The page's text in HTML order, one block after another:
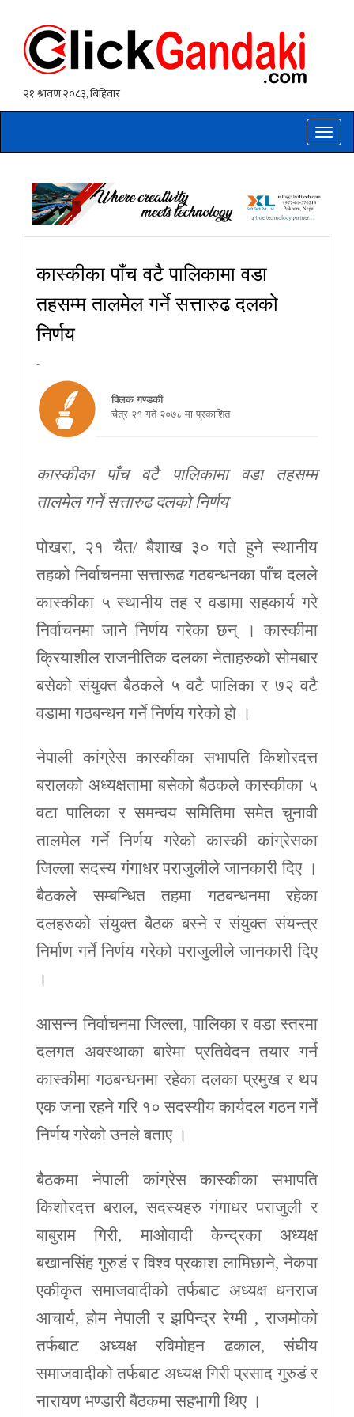
Toggle
कास्कीका पाँच वटै पालिकामा वडा
तहसम्म तालमेल गर्ने सत्तारुढ दलको
निर्णय
-
क्लिक गण्डकी
चैत्र २१ गते २०७८ मा प्रकाशित
कास्कीका पाँच वटै पालिकामा वडा तहसम्म
तालमेल गर्ने सत्तारुढ दलको निर्णय
पोखरा, २१ चैत/ बैशाख ३० गते हुने स्थानीय
तहको निर्वाचनमा सत्तारूढ गठबन्धनका पाँच दलले
कास्कीका ५ स्थानीय तह र वडामा सहकार्य गरे
निर्वाचनमा जाने निर्णय गरेका छन् । कास्कीमा
क्रियाशील राजनीतिक दलका नेताहरुको सोमबार
बसेको संयुक्त बैठकले ५ वटै पालिका र ७२ वटै
वडामा गठबन्धन गर्ने निर्णय गरेको हो ।
नेपाली कांग्रेस कास्कीका सभापति किशोरदत्त
बरालको अध्यक्षतामा बसेको बैठकले कास्कीका ५
वटा पालिका र समन्वय समितिमा समेत चुनावी
तालमेल गर्ने निर्णय गरेको कास्की कांग्रेसका
जिल्ला सदस्य गंगाधर पराजुलीले जानकारी दिए ।
बैठकले सम्बन्धित तहमा गठबन्धनमा रहेका
दलहरुको संयुक्त बैठक बस्ने र संयुक्त संयन्त्र
निर्माण गर्ने निर्णय गरेको पराजुलीले जानकारी दिए
।
आसन्न निर्वाचनमा जिल्ला, पालिका र वडा स्तरमा
दलगत अवस्थाका बारेमा प्रतिवेदन तयार गर्न
कास्कीमा गठबन्धनमा रहेका दलका प्रमुख र थप
एक जना रहने गरि १० सदस्यीय कार्यदल गठन गर्ने
निर्णय गरेको उनले बताए ।
बैठकमा नेपाली कांग्रेस कास्कीका सभापति
किशोरदत्त बराल, सदस्यहरु गंगाधर पराजुली र
बाबुराम गिरी, माओवादी केन्द्रका अध्यक्ष
बखानसिंह गुरुडं र विश्व प्रकाश लामिछाने, नेकपा
एकीकृत समाजवादीको तर्फबाट अध्यक्ष धनराज
आचार्य, होम नेपाली र झपिन्द्र रेग्मी , राजमोको
तर्फबाट अध्यक्ष रविमोहन ढकाल, संघीय
समाजवादीको तर्फबाट अध्यक्ष गिरी प्रसाद गुरुडं र
नारायण भण्डारी बैठकमा सहभागी थिए ।